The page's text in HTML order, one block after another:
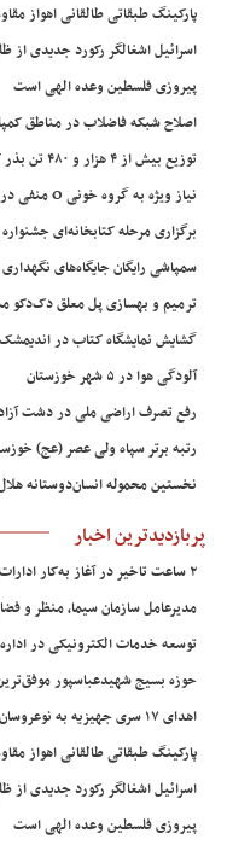
پارکینگ طبقاتی طالقانی اهواز
اسرائیل اشغالگر رکورد جدیدی
پیروزی فلسطین وعده الهی است
اصلاح شبکه فاضلاب در مناطق
توزیع بیش از ۴ هزار و ۴۸۰ تن بذر کشت پاییزه در خوزستان
نیاز ویژه به گروه خونی O منفی در خوزستان
برگزاری مرحله کتابخانه‌ای
سمپاشی رایگان جایگاه‌های
ترمیم و بهسازی پل معلق دک‌دکو
گشایش نمایشگاه کتاب در اندیمشک
آلودگی هوا در ۵ شهر خوزستان
رفع تصرف اراضی ملی در دشت
رتبه برتر سپاه ولی عصر (عج)
نخستین محموله انسان‌دوستانه
پربازدیدترین اخبار
۲ ساعت تاخیر در آغاز به‌کار ادارات و مدارس ۶ شهر خوزستان
مدیرعامل سازمان سیما، منظر و
توسعه خدمات الکترونیکی در
حوزه بسیج شهیدعباسپور
اهدای ۱۷ سری جهیزیه به نوعروسان مددجو رامهرمز
پارکینگ طبقاتی طالقانی اهواز
اسرائیل اشغالگر رکورد جدیدی
پیروزی فلسطین وعده الهی است